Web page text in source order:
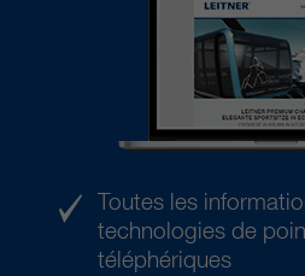
Toutes les
technologies de
téléphériques